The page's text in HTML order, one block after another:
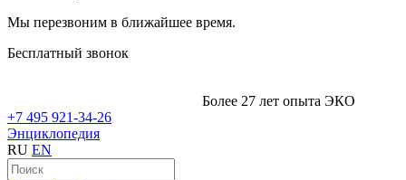
Мы перезвоним в ближайшее время.
Бесплатный звонок
Более 27 лет опыта ЭКО
+7 495 921-34-26
Энциклопедия
RU EN